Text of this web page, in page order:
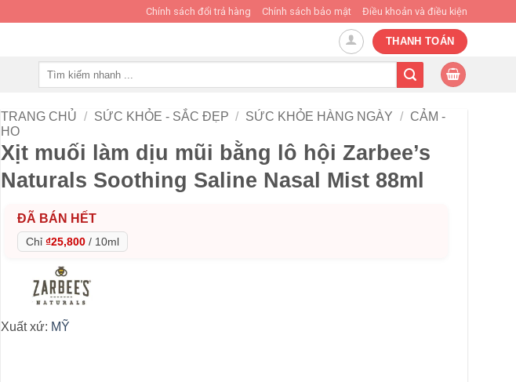
Chính sách đổi trả hàng Chính sách bảo mật Điều khoản và điều kiện
THANH TOÁN
TRANG CHỦ / SỨC KHỎE - SẮC ĐẸP / SỨC KHỎE HÀNG NGÀY / CẢM -
HO
Xịt muối làm dịu mũi bằng lô hội Zarbee’s
Naturals Soothing Saline Nasal Mist 88ml
ĐÃ BÁN HẾT
Chỉ ₫25,800 / 10ml
Xuất xứ: MỸ